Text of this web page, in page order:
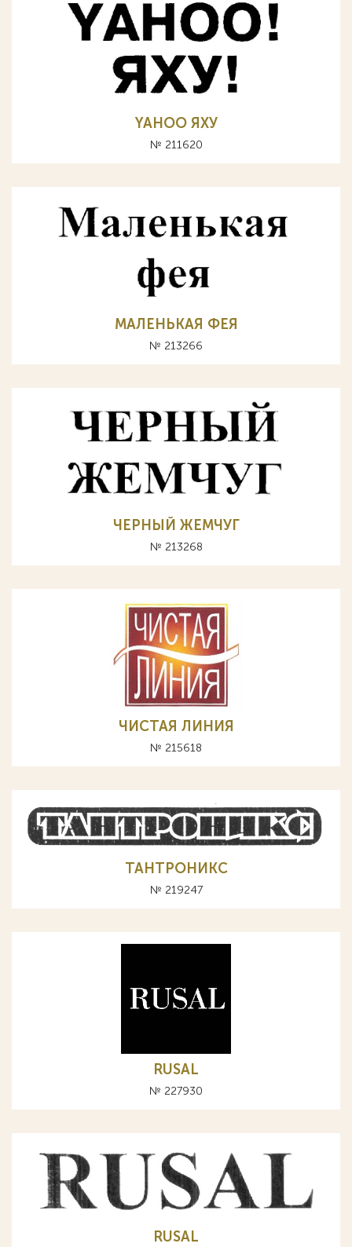
YAHOO ЯХУ
№ 211620
МАЛЕНЬКАЯ ФЕЯ
№ 213266
ЧЕРНЫЙ ЖЕМЧУГ
№ 213268
ЧИСТАЯ ЛИНИЯ
№ 215618
ТАНТРОНИКС
№ 219247
RUSAL
№ 227930
RUSAL